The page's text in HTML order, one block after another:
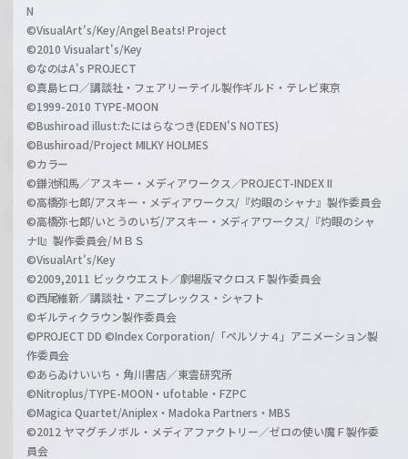
N
©VisualArt's/Key/Angel Beats! Project
©2010 Visualart's/Key
©なのはA's PROJECT
©真島ヒロ／講談社・フェアリーテイル製作ギルド・テレビ東京
©1999-2010 TYPE-MOON
©Bushiroad illust:たにはらなつき(EDEN'S NOTES)
©Bushiroad/Project MILKY HOLMES
©カラー
©鎌池和馬／アスキー・メディアワークス／PROJECT-INDEX II
©高橋弥七郎/アスキー・メディアワークス/『灼眼のシャナ』製作委員会
©高橋弥七郎/いとうのいぢ/アスキー・メディアワークス/『灼眼のシャ
ナII』製作委員会/ＭＢＳ
©VisualArt's/Key
©2009,2011 ビックウエスト／劇場版マクロスＦ製作委員会
©西尾維新／講談社・アニプレックス・シャフト
©ギルティクラウン製作委員会
©PROJECT DD ©Index Corporation/「ペルソナ４」アニメーション製
作委員会
©あらゐけいいち・角川書店／東雲研究所
©Nitroplus/TYPE-MOON・ufotable・FZPC
©Magica Quartet/Aniplex・Madoka Partners・MBS
©2012 ヤマグチノボル・メディアファクトリー／ゼロの使い魔Ｆ製作委
員会